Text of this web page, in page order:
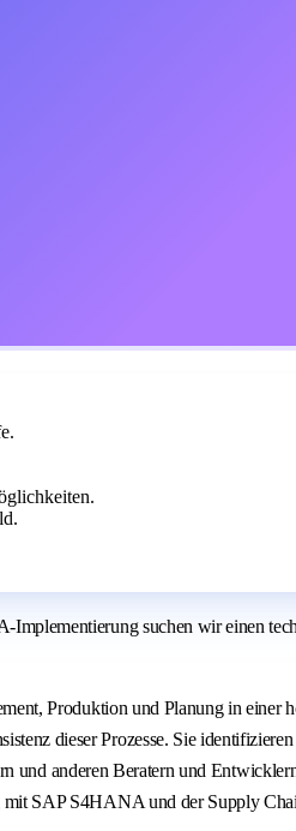
suchen wir einen
Produktion und Planung in
dieser Prozesse. Sie
und anderen Beratern und
mit SAP S4HANA und der Supply